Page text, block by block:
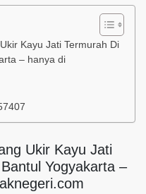
Kayu Jati Termurah Di
– hanya di
Ukir Kayu Jati
Yogyakarta –